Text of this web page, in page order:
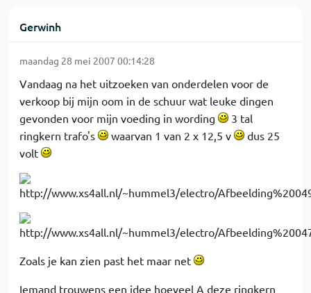
Gerwinh
maandag 28 mei 2007 00:14:28
Vandaag na het uitzoeken van onderdelen voor de
verkoop bij mijn oom in de schuur wat leuke dingen
gevonden voor mijn voeding in wording
3 tal
ringkern trafo's
waarvan 1 van 2 x 12,5 v
dus 25
volt
Zoals je kan zien past het maar net
Iemand trouwens een idee hoeveel A deze ringkern